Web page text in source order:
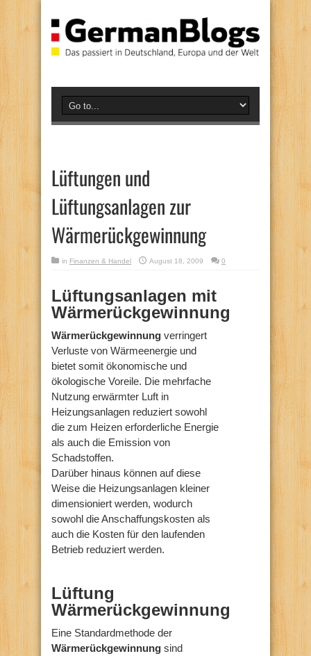
Lüftungen und
Lüftungsanlagen zur
Wärmerückgewinnung
in Finanzen & Handel August 18, 2009 0
Lüftungsanlagen mit
Wärmerückgewinnung
Wärmerückgewinnung verringert
Verluste von Wärmeenergie und
bietet somit ökonomische und
ökologische Voreile. Die mehrfache
Nutzung erwärmter Luft in
Heizungsanlagen reduziert sowohl
die zum Heizen erforderliche Energie
als auch die Emission von
Schadstoffen.
Darüber hinaus können auf diese
Weise die Heizungsanlagen kleiner
dimensioniert werden, wodurch
sowohl die Anschaffungskosten als
auch die Kosten für den laufenden
Betrieb reduziert werden.
Lüftung
Wärmerückgewinnung
Eine Standardmethode der
Wärmerückgewinnung sind